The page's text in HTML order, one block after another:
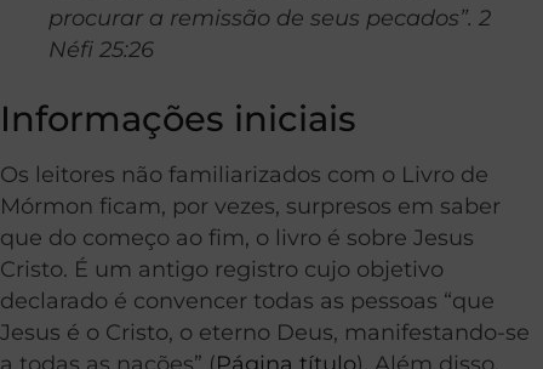
procurar a remissão de seus pecados”. 2
Néfi 25:26
Informações iniciais
Os leitores não familiarizados com o Livro de
Mórmon ficam, por vezes, surpresos em saber
que do começo ao fim, o livro é sobre Jesus
Cristo. É um antigo registro cujo objetivo
declarado é convencer todas as pessoas “que
Jesus é o Cristo, o eterno Deus, manifestando-se
a todas as nações” (Página título). Além disso,